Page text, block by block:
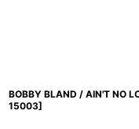
BOBBY BLAND / AIN'T NO
15003]